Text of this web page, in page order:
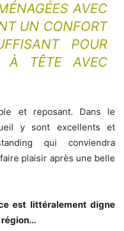
AVEC
UN CONFORT
POUR
À TÊTE AVEC
et reposant. Dans le
y sont excellents et
qui conviendra
plaisir après une belle
est littéralement digne
région…